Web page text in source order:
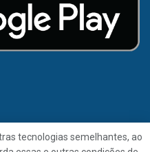
tecnologias semelhantes, ao